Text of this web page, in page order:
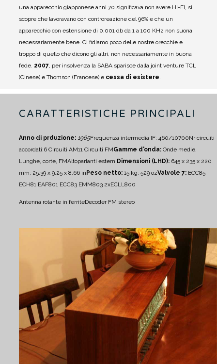
una apparecchio giapponese anni 70 significava non avere HI-FI, si
scopre che lavoravano con controreazione del 96% e che un
apparecchio con estensione di 0,001 db da 1 a 100 KHz non suona
necessariamente bene. Ci fidiamo poco delle nostre orecchie e
troppo di quello che dicono gli altri, non necessariamente in buona
fede. 2007, per insolvenza la SABA sparisce dalla joint venture TCL
(Cinese) e Thomson (Francese) e cessa di esistere.
CARATTERISTICHE PRINCIPALI
Anno di prduzione: 1965Frequenza intermedia IF: 460/10700Nr circuiti
accordati:6 Circuiti AM11 Circuiti FMGamme d'onda: Onde medie,
Lunghe, corte, FMAltoparlanti esterniDimensioni (LHD): 645 x 235 x 220
mm; 25.39 x 9.25 x 8.66 inPeso netto: 15 kg; 529 ozValvole 7: ECC85
ECH81 EAF801 ECC83 EMM803 2xECLL800
Antenna rotante in ferriteDecoder FM stereo